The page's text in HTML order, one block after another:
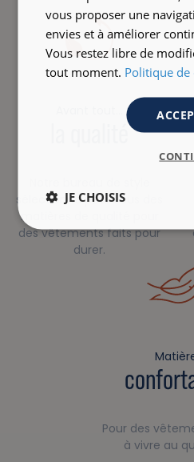
la qualité
sélectionne pour vous des
matières de qualité pour
des vêtements faits pour
durer.
Pour des
à vivre au
vous proposer une
envies et à améliorer
Vous restez libre de
tout moment. Politique
JE CHOISIS